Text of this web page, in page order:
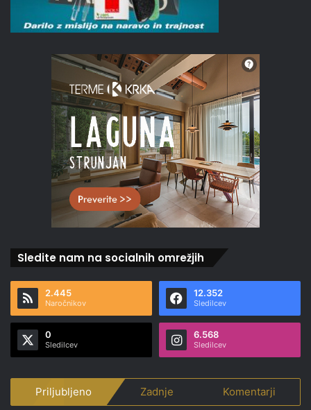
Sledite nam na socialnih omrežjih
2.445
Naročnikov
12.352
Sledilcev
0
Sledilcev
6.568
Sledilcev
Priljubljeno Zadnje Komentarji